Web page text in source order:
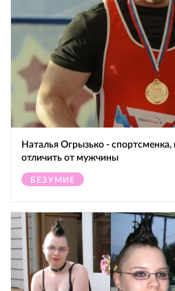
Наталья Огрызько -
отличить от мужчины
БЕЗУМИЕ